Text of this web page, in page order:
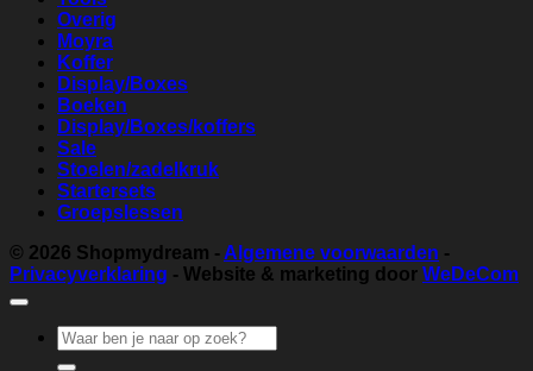
Overig
Moyra
Koffer
Display/Boxes
Boeken
Display/Boxes/koffers
Sale
Stoelen/zadelkruk
Startersets
Groepslessen
© 2026 Shopmydream - Algemene voorwaarden -
Privacyverklaring - Website & marketing door WeDeCom
Zoeken
naar: